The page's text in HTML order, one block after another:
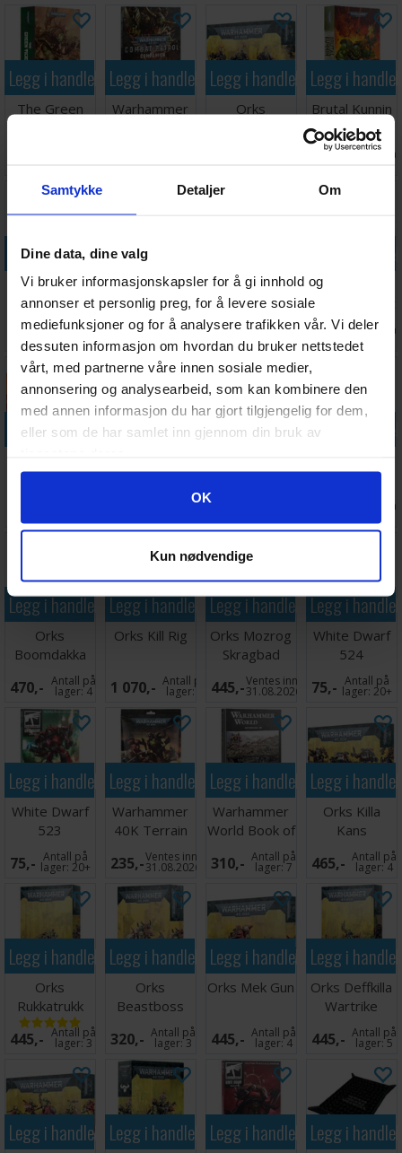
Samtykke Detaljer Om
Dine data, dine valg
Vi bruker informasjonskapsler for å gi innhold og
annonser et personlig preg, for å levere sosiale
mediefunksjoner og for å analysere trafikken vår. Vi deler
dessuten informasjon om hvordan du bruker nettstedet
vårt, med partnerne våre innen sosiale medier,
annonsering og analysearbeid, som kan kombinere den
med annen informasjon du har gjort tilgjengelig for dem,
eller som de har samlet inn gjennom din bruk av
Googles retningslinjer for personvern
OK
Kun nødvendige
Legg i handlekurven
The Green
Tide Omnibus
Legg i handlekurven
Warhammer
Legg i handlekurven
Orks
Legg i
Brutal Kunnin
(Paperback)
Antall på
Legg i handlekurven
Orks Codex
329,- Antall på
lager:3
Legg i handlekurven
Orks Warboss
in Mega
Armour
320,- Antall på
lager: 10
Carnage
Unending
(Paperback)
119,- Antall på
lager: 5
Warhammer
40K Desk Mat
Galaxy
299,- Antall på
lager:
Legg i handlekurvenLegg i handlekurven
Ventes inn
Legg i handlekurvenLegg i
With Shokk
Antall på
Legg i handlekurven
Orks
Boomdakka
Snazzwagon
470,- Antall på
lager:4
Legg i handlekurven
Orks Kill Rig
1 070,- Antall på
lager:
Legg i handlekurven
Orks Mozrog
Skragbad
445,-Ventes inn
31.08.2026
Legg i
White Dwarf
524
75,- Antall på
lager:20+
Legg i handlekurven
White Dwarf
523
75,- Antall på
lager:20+
Legg i handlekurven
Warhammer
40K Terrain
Area Set
235,-Ventes inn
31.08.2026
Legg i handlekurven
Warhammer
World Book of
Dioramas
310,- Antall på
lager:7
Legg i
Orks Killa
Kans
465,- Antall på
lager:4
Legg i handlekurven
Orks
Rukkatrukk
Squigbuggy
445,- Antall på
lager:3
Legg i handlekurven
Orks
Beastboss
320,- Antall på
lager:3
Legg i handlekurven
Orks Mek Gun
445,- Antall på
lager:4
Legg i
Orks Deffkilla
Wartrike
445,- Antall på
lager:5
Legg i handlekurvenLegg i handlekurvenLegg i handlekurven
Legg i